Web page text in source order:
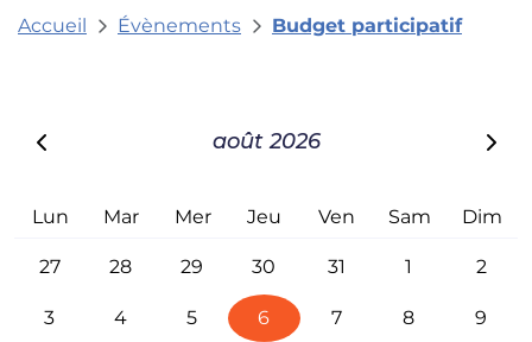
Accueil Évènements Budget participatif
août 2026
Lun Mar Mer Jeu Ven Sam Dim
27 28 29 30 31 1 2
3 4 5 6 7 8 9